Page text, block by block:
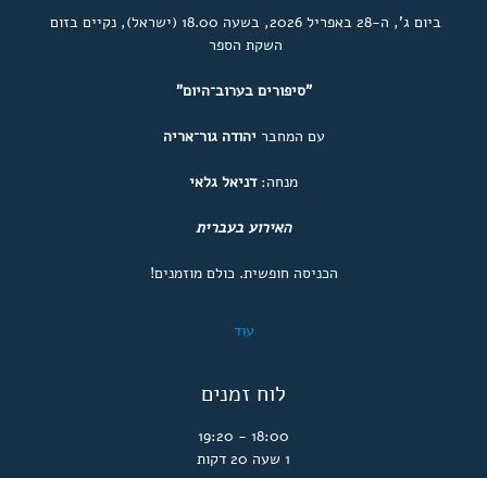
ביום ג', ה-28 באפריל 2026, בשעה 18.00 (ישראל), נקיים בזום
השקת הספר
"סיפורים בערוב־היום"
עם המחבר יהודה גור־אריה
מנחה׃ דניאל גלאי
האירוע בעברית
הכניסה חופשית. כולם מוזמנים!
עוד
לוח זמנים
18:00 - 19:20
1 שעה 20 דקות